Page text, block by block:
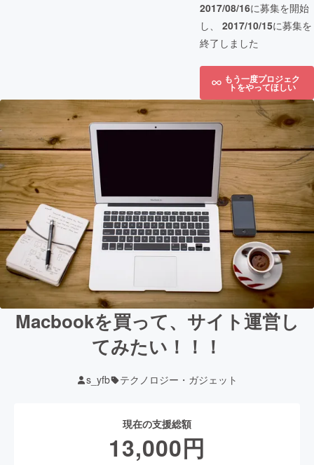
2017/08/16に募集を開始
し、 2017/10/15に募集を
終了しました
もう一度プロジェク
トをやってほしい
Macbookを買って、サイト運営し
てみたい！！！
s_yfb テクノロジー・ガジェット
現在の支援総額
13,000円